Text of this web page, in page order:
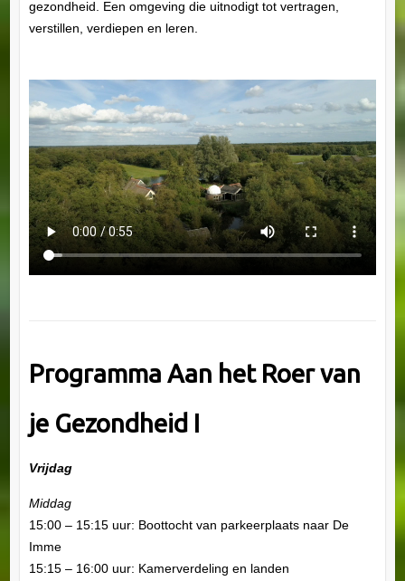
gezondheid. Een omgeving die uitnodigt tot vertragen,
verstillen, verdiepen en leren.
Programma Aan het Roer van
je Gezondheid I
Vrijdag
Middag
15:00 – 15:15 uur: Boottocht van parkeerplaats naar De
Imme
15:15 – 16:00 uur: Kamerverdeling en landen